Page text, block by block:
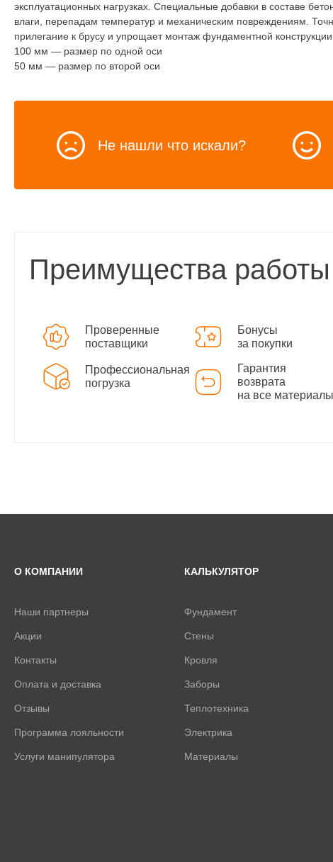
эксплуатационных нагрузках. Специальные добавки в составе
влаги, перепадам температур и механическим повреждениям.
прилегание к брусу и упрощает монтаж фундаментной конструкции.
100 мм — размер по одной оси
50 мм — размер по второй оси
Не нашли что искали?
Преимущества
Проверенные
поставщики
Бонусы
за покупки
Профессиональная
погрузка
Гарантия
возврата
на все материалы
О КОМПАНИИ
Наши партнеры
Акции
Контакты
Оплата и доставка
Отзывы
Программа лояльности
Услуги манипулятора
КАЛЬКУЛЯТОР
Фундамент
Стены
Кровля
Заборы
Теплотехника
Электрика
Материалы